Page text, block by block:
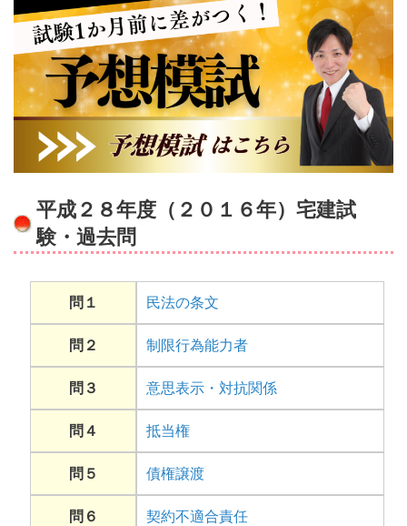
平成２８年度（２０１６年）宅建試
験・過去問
問１ 民法の条文
問２ 制限行為能力者
問３ 意思表示・対抗関係
問４ 抵当権
問５ 債権譲渡
問６ 契約不適合責任